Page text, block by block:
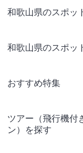
和歌山県のスポッ
和歌山県のスポッ
おすすめ特集
ツアー（飛行機付
ン）を探す